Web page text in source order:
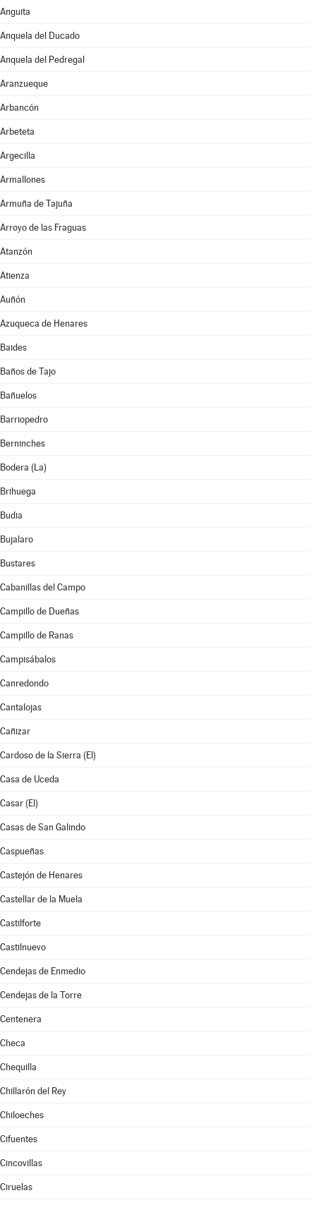
Anguita
Anquela del Ducado
Anquela del Pedregal
Aranzueque
Arbancón
Arbeteta
Argecilla
Armallones
Armuña de Tajuña
Arroyo de las Fraguas
Atanzón
Atienza
Auñón
Azuqueca de Henares
Baides
Baños de Tajo
Bañuelos
Barriopedro
Berninches
Bodera (La)
Brihuega
Budia
Bujalaro
Bustares
Cabanillas del Campo
Campillo de Dueñas
Campillo de Ranas
Campisábalos
Canredondo
Cantalojas
Cañizar
Cardoso de la Sierra (El)
Casa de Uceda
Casar (El)
Casas de San Galindo
Caspueñas
Castejón de Henares
Castellar de la Muela
Castilforte
Castilnuevo
Cendejas de Enmedio
Cendejas de la Torre
Centenera
Checa
Chequilla
Chillarón del Rey
Chiloeches
Cifuentes
Cincovillas
Ciruelas